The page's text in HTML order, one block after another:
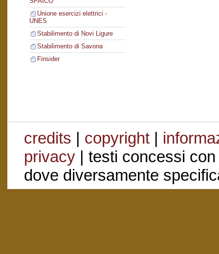
Unione esercizi elettrici -
UNES
Stabilimento di Novi Ligure
Stabilimento di Savona
Finsider
credits | copyright|
privacy| testi concessi
dove diversamente